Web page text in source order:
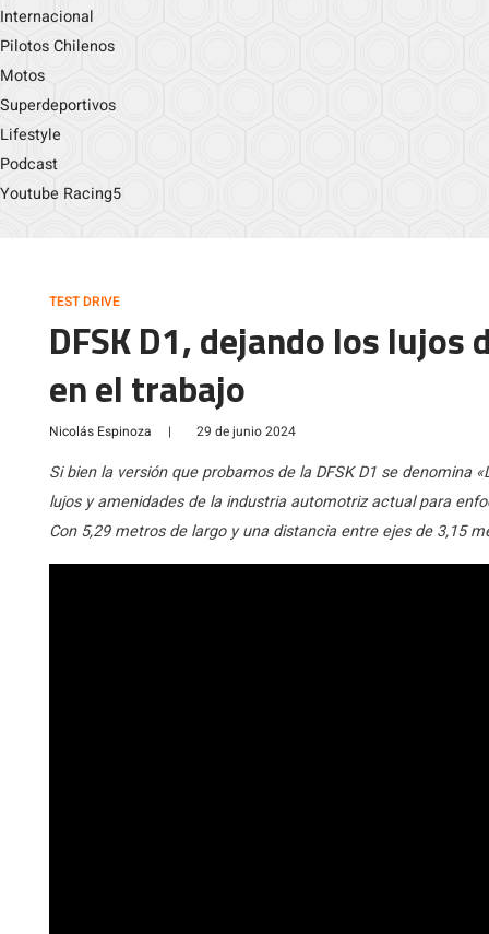
Internacional
Pilotos Chilenos
Motos
Superdeportivos
Lifestyle
Podcast
Youtube Racing5
TEST DRIVE
DFSK D1, dejando los lujos
en el trabajo
Nicolás Espinoza | 29 de junio 2024
Si bien la versión que probamos de la DFSK D1 se denomina
lujos y amenidades de la industria automotriz actual para
Con 5,29 metros de largo y una distancia entre ejes de 3,15